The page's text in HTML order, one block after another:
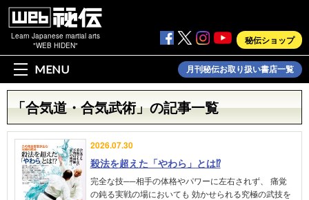
Learn Japanese martial arts
"WEB HIDEN"
秘伝ショップ
MENU 月刊秘伝お取り扱い書店一覧
「合気道・合気武術」の記事一覧
2026.07.30
殺法を超えた「やわら」とは⁉︎
完全な技──相手の体格やパワーに左右されず、 痛覚
の鈍る実戦の場においても 効かせられる究極の武技を